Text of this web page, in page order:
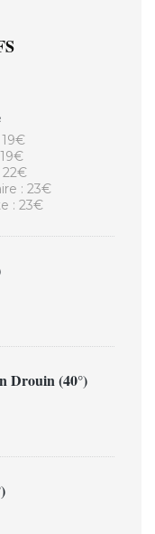
22€
: 23€
: 23€
Drouin (40°)